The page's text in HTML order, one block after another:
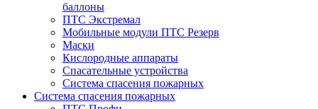
баллоны
ПТС Экстремал
Мобильные модули ПТС Резерв
Маски
Кислородные аппараты
Спасательные устройства
Система спасения пожарных
Система спасения пожарных